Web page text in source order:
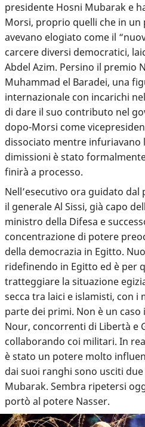
presidente Hosni Mubarak e
Morsi, proprio quelli che in
avevano elogiato come il
carcere diversi democratici,
Abdel Azim. Persino il premio
Muhammad el Baradei, una
internazionale con incarichi
di dare il suo contributo nel
dopo-Morsi come
dissociato mentre infuriavano
dimissioni è stato
finirà a processo.
Nell’esecutivo ora guidato
il generale Al Sissi, già capo
ministro della Difesa e
concentrazione di potere
della democrazia in Egitto.
ridefinendo in Egitto ed è per
tratteggiare la situazione
secca tra laici e islamisti, con i
parte dei primi. Non è un
Nour, concorrenti di Libertà e
collaborando coi militari. In
è stato un potere molto
dai suoi ranghi sono usciti
Mubarak. Sembra ripetersi
portò al potere Nasser.